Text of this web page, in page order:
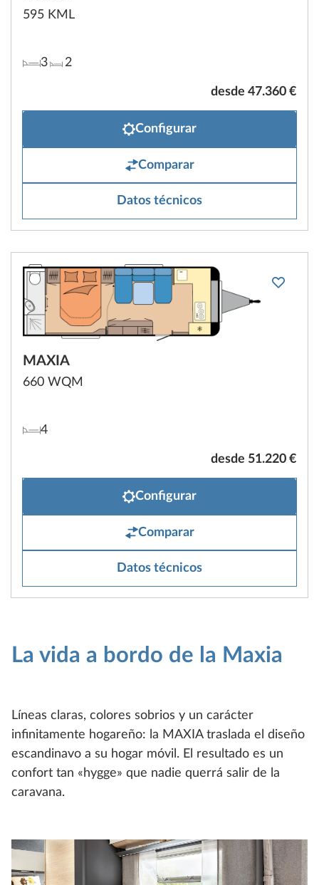
595 KML
3 2
desde 47.360 €
Configurar
Comparar
Datos técnicos
MAXIA
660 WQM
4
desde 51.220 €
Configurar
Comparar
Datos técnicos
La vida a bordo de la Maxia
Líneas claras, colores sobrios y un carácter
infinitamente hogareño: la MAXIA traslada el diseño
escandinavo a su hogar móvil. El resultado es un
confort tan «hygge» que nadie querrá salir de la
caravana.